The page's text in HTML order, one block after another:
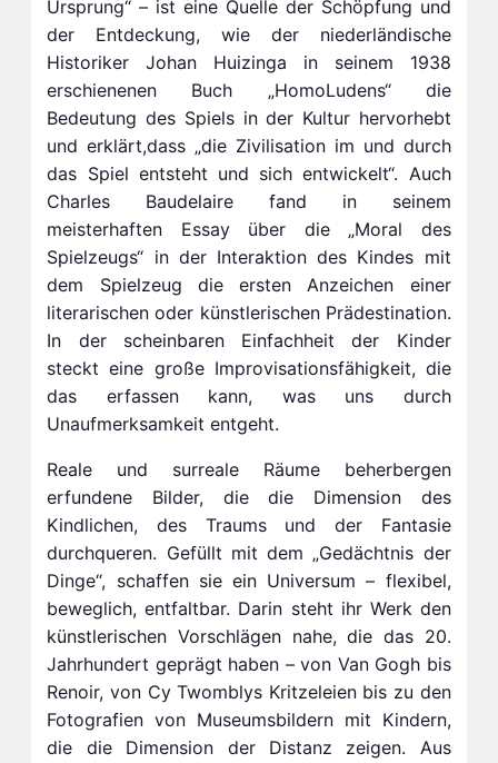
Ursprung“ – ist eine Quelle der Schöpfung und
der Entdeckung, wie der niederländische
Historiker Johan Huizinga in seinem 1938
erschienenen Buch „HomoLudens“ die
Bedeutung des Spiels in der Kultur hervorhebt
und erklärt,dass „die Zivilisation im und durch
das Spiel entsteht und sich entwickelt“. Auch
Charles Baudelaire fand in seinem
meisterhaften Essay über die „Moral des
Spielzeugs“ in der Interaktion des Kindes mit
dem Spielzeug die ersten Anzeichen einer
literarischen oder künstlerischen Prädestination.
In der scheinbaren Einfachheit der Kinder
steckt eine große Improvisationsfähigkeit, die
das erfassen kann, was uns durch
Unaufmerksamkeit entgeht.
Reale und surreale Räume beherbergen
erfundene Bilder, die die Dimension des
Kindlichen, des Traums und der Fantasie
durchqueren. Gefüllt mit dem „Gedächtnis der
Dinge“, schaffen sie ein Universum – flexibel,
beweglich, entfaltbar. Darin steht ihr Werk den
künstlerischen Vorschlägen nahe, die das 20.
Jahrhundert geprägt haben – von Van Gogh bis
Renoir, von Cy Twomblys Kritzeleien bis zu den
Fotografien von Museumsbildern mit Kindern,
die die Dimension der Distanz zeigen. Aus